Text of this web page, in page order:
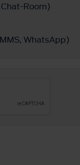
Room)
WhatsApp)